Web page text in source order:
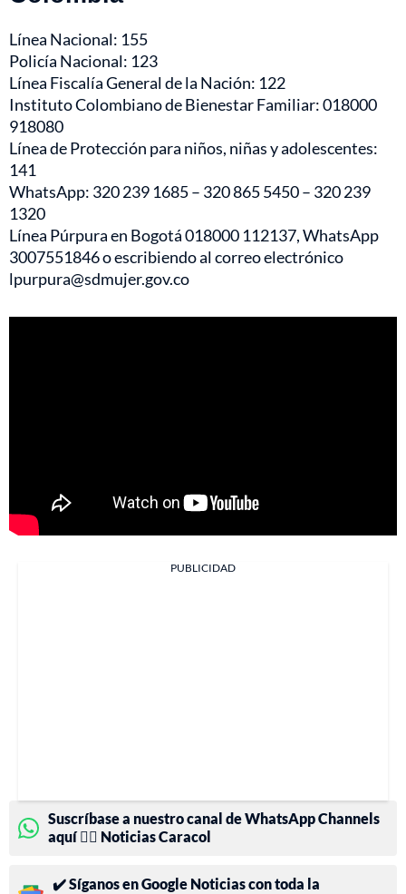
Línea Nacional: 155
Policía Nacional: 123
Línea Fiscalía General de la Nación: 122
Instituto Colombiano de Bienestar Familiar: 018000
918080
Línea de Protección para niños, niñas y adolescentes:
141
WhatsApp: 320 239 1685 – 320 865 5450 – 320 239
1320
Línea Púrpura en Bogotá 018000 112137, WhatsApp
3007551846 o escribiendo al correo electrónico
lpurpura@sdmujer.gov.co
PUBLICIDAD
Suscríbase a nuestro canal de WhatsApp Channels
aquí 👉🏻 Noticias Caracol
✔️ Síganos en Google Noticias con toda la